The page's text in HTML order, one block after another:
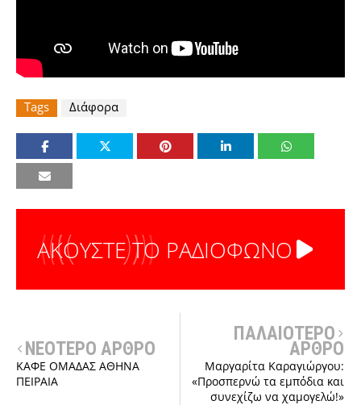
Tags Διάφορα
ΑΚΟΥΣΤΕ ΤΟ ΡΑΔΙΟΦΩΝΟ
ΝΕΟΤΕΡΟ ΑΡΘΡΟ
ΚΑΦΕ ΟΜΑΔΑΣ ΑΘΗΝΑ
ΠΕΙΡΑΙΑ
ΠΑΛΑΙΟΤΕΡΟ
ΑΡΘΡΟ
Μαργαρίτα Καραγιώργου:
«Προσπερνώ τα εμπόδια και
συνεχίζω να χαμογελώ!»